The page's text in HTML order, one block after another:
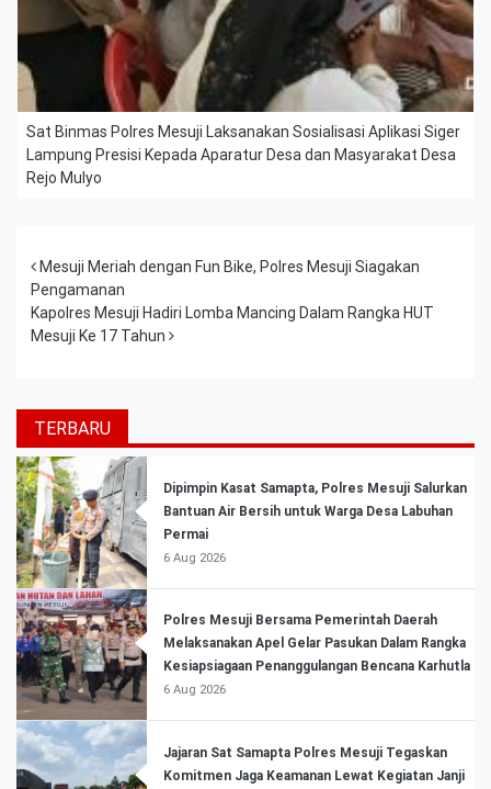
Sat Binmas Polres Mesuji Laksanakan Sosialisasi Aplikasi Siger
Lampung Presisi Kepada Aparatur Desa dan Masyarakat Desa
Rejo Mulyo
Post navigation
Mesuji Meriah dengan Fun Bike, Polres Mesuji Siagakan
Pengamanan
Kapolres Mesuji Hadiri Lomba Mancing Dalam Rangka HUT
Mesuji Ke 17 Tahun
TERBARU
Dipimpin Kasat Samapta, Polres Mesuji Salurkan
Bantuan Air Bersih untuk Warga Desa Labuhan
Permai
6 Aug 2026
Polres Mesuji Bersama Pemerintah Daerah
Melaksanakan Apel Gelar Pasukan Dalam Rangka
Kesiapsiagaan Penanggulangan Bencana Karhutla
6 Aug 2026
Jajaran Sat Samapta Polres Mesuji Tegaskan
Komitmen Jaga Keamanan Lewat Kegiatan Janji